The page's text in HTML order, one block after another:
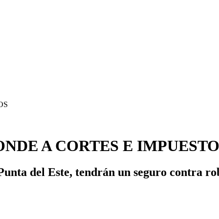
A CORTES E
del Este, tendrán un seguro contra